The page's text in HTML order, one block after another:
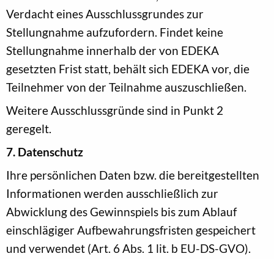
Verdacht eines Ausschlussgrundes zur
Stellungnahme aufzufordern. Findet keine
Stellungnahme innerhalb der von EDEKA
gesetzten Frist statt, behält sich EDEKA vor, die
Teilnehmer von der Teilnahme auszuschließen.
Weitere Ausschlussgründe sind in Punkt 2
geregelt.
7. Datenschutz
Ihre persönlichen Daten bzw. die bereitgestellten
Informationen werden ausschließlich zur
Abwicklung des Gewinnspiels bis zum Ablauf
einschlägiger Aufbewahrungsfristen gespeichert
und verwendet (Art. 6 Abs. 1 lit. b EU-DS-GVO).